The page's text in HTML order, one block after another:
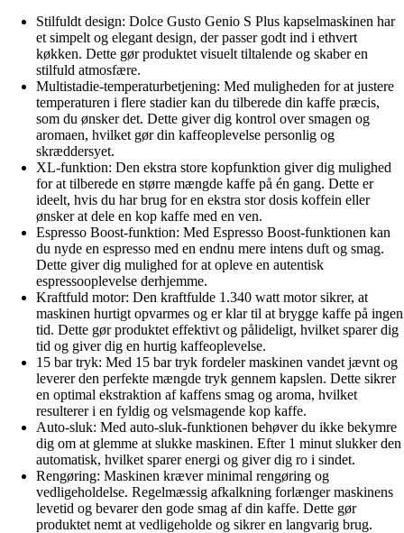
Stilfuldt design: Dolce Gusto Genio S Plus kapselmaskinen har
et simpelt og elegant design, der passer godt ind i ethvert
køkken. Dette gør produktet visuelt tiltalende og skaber en
stilfuld atmosfære.
Multistadie-temperaturbetjening: Med muligheden for at justere
temperaturen i flere stadier kan du tilberede din kaffe præcis,
som du ønsker det. Dette giver dig kontrol over smagen og
aromaen, hvilket gør din kaffeoplevelse personlig og
skræddersyet.
XL-funktion: Den ekstra store kopfunktion giver dig mulighed
for at tilberede en større mængde kaffe på én gang. Dette er
ideelt, hvis du har brug for en ekstra stor dosis koffein eller
ønsker at dele en kop kaffe med en ven.
Espresso Boost-funktion: Med Espresso Boost-funktionen kan
du nyde en espresso med en endnu mere intens duft og smag.
Dette giver dig mulighed for at opleve en autentisk
espressooplevelse derhjemme.
Kraftfuld motor: Den kraftfulde 1.340 watt motor sikrer, at
maskinen hurtigt opvarmes og er klar til at brygge kaffe på ingen
tid. Dette gør produktet effektivt og pålideligt, hvilket sparer dig
tid og giver dig en hurtig kaffeoplevelse.
15 bar tryk: Med 15 bar tryk fordeler maskinen vandet jævnt og
leverer den perfekte mængde tryk gennem kapslen. Dette sikrer
en optimal ekstraktion af kaffens smag og aroma, hvilket
resulterer i en fyldig og velsmagende kop kaffe.
Auto-sluk: Med auto-sluk-funktionen behøver du ikke bekymre
dig om at glemme at slukke maskinen. Efter 1 minut slukker den
automatisk, hvilket sparer energi og giver dig ro i sindet.
Rengøring: Maskinen kræver minimal rengøring og
vedligeholdelse. Regelmæssig afkalkning forlænger maskinens
levetid og bevarer den gode smag af din kaffe. Dette gør
produktet nemt at vedligeholde og sikrer en langvarig brug.